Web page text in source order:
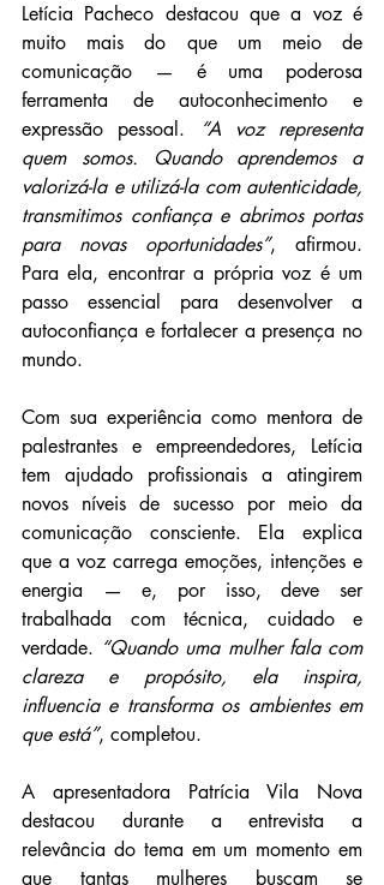
Letícia Pacheco destacou que a voz é
muito mais do que um meio de
comunicação — é uma poderosa
ferramenta de autoconhecimento e
expressão pessoal.
“A voz representa
quem somos. Quando aprendemos a
valorizá-la e utilizá-la com autenticidade,
transmitimos confiança e abrimos portas
para novas oportunidades”, afirmou.
Para ela, encontrar a própria voz é um
passo essencial para desenvolver a
autoconfiança e fortalecer a presença no
mundo.
Com sua experiência como mentora de
palestrantes e empreendedores, Letícia
tem ajudado profissionais a atingirem
novos níveis de sucesso por meio da
comunicação consciente. Ela explica
que a voz carrega emoções, intenções e
energia — e, por isso, deve ser
trabalhada com técnica, cuidado e
verdade. “Quando uma mulher fala com
clareza e propósito, ela inspira,
influencia e transforma os ambientes em
que está”, completou.
A apresentadora Patrícia Vila Nova
destacou durante a entrevista a
relevância do tema em um momento em
que tantas mulheres buscam se